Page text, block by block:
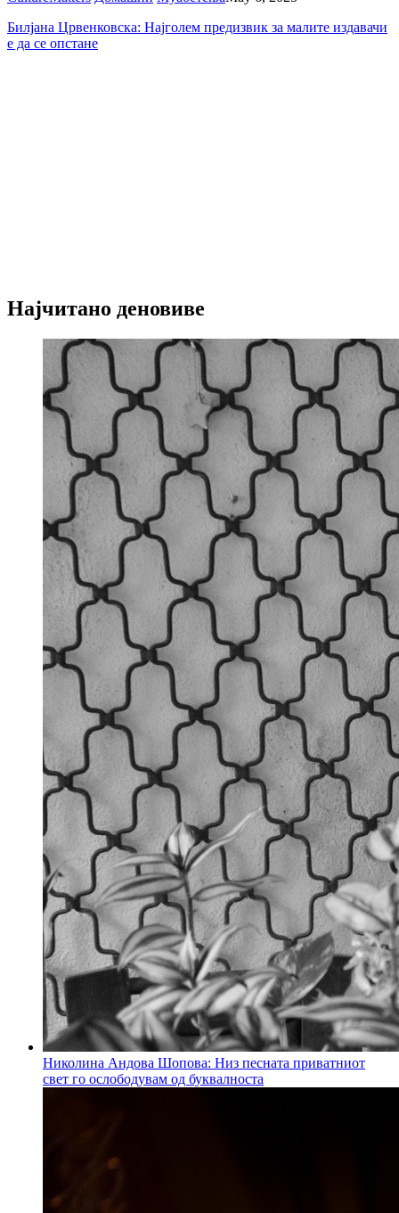
Билјана Црвенковска: Најголем предизвик за малите издавачи
е да се опстане
Најчитано деновиве
Николина Андова Шопова: Низ песната приватниот
свет го ослободувам од буквалноста